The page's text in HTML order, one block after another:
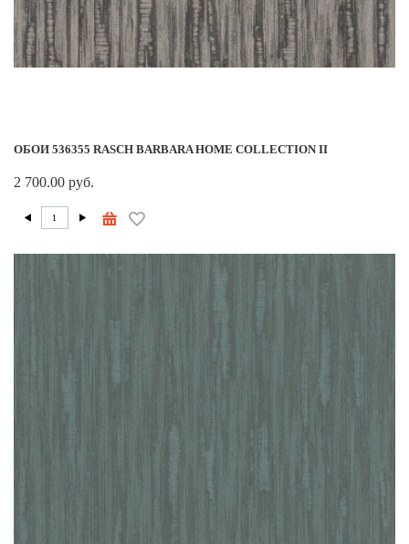
ОБОИ 536355 RASCH BARBARA HOME COLLECTION II
2 700.00 руб.